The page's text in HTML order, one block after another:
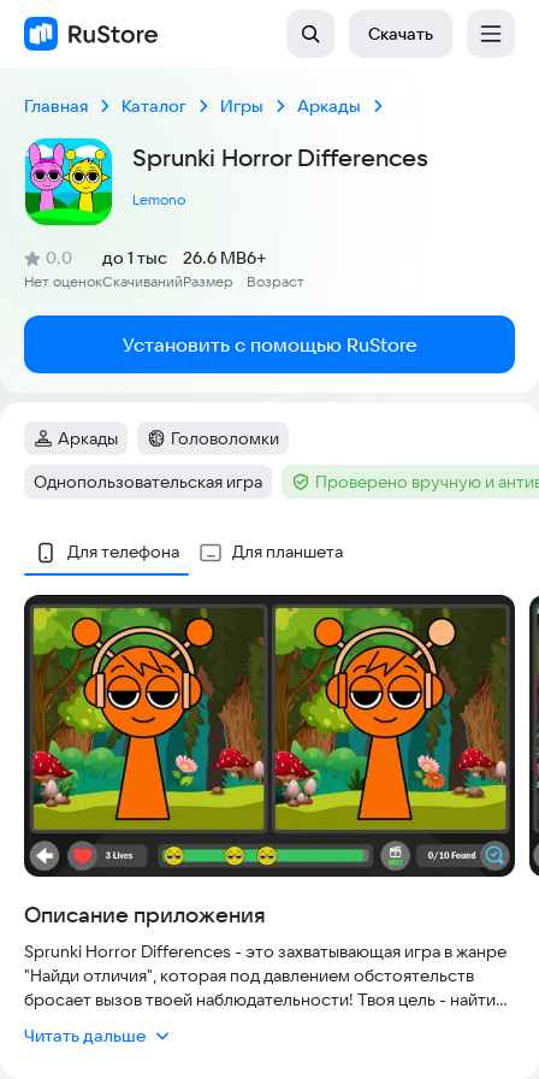
Скачать
Главная Каталог Игры Аркады
Sprunki Horror Differences
Lemono
Рейтинг:
0,0
(
Нет оценок
)
Скачиваний
до 1 тыс
Размер
26.6 MB
Возраст
6+
Установить с помощью RuStore
Категория:
Аркады Категория:
Головоломки
Тег:
Однопользовательская игра Тег :Проверено вручную и
Скриншоты
Для телефона Для планшета
Описание приложения
Sprunki Horror Differences - это захватывающая игра в жанре
"Найди отличия", которая под давлением обстоятельств
бросает вызов твоей наблюдательности! Твоя цель - найти
истечения времени. Но будь осторожен — допусти более
Читать дальше